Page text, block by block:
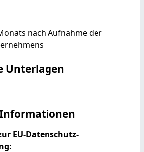
nach Aufnahme der
Unterlagen
EU-Datenschutz-